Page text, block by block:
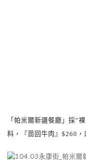
「帕米爾新疆餐廳」採”
料，『茴回牛肉』 $260